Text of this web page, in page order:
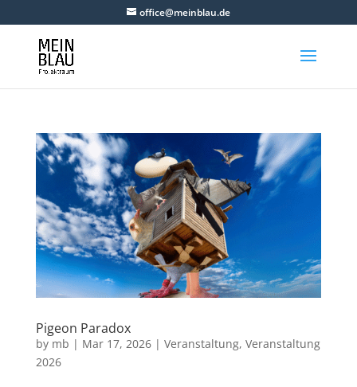
office@meinblau.de
Pigeon Paradox
by mb | Mar 17, 2026| Veranstaltung, Veranstaltung
2026